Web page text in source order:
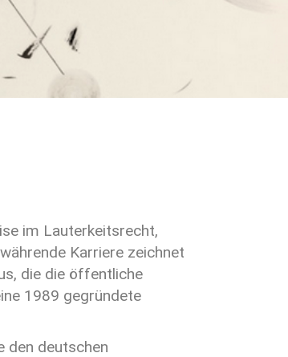
im Lauterkeitsrecht,
Karriere zeichnet
die die öffentliche
1989 gegründete
den deutschen